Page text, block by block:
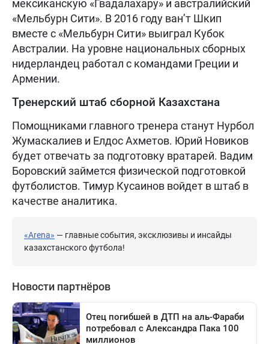
мексиканскую «Гвадалахару» и австралийский
«Мельбурн Сити». В 2016 году ван’т Шкип
вместе с «Мельбурн Сити» выиграл Кубок
Австралии. На уровне национальных сборных
нидерландец работал с командами Греции и
Армении.
Тренерский штаб сборной Казахстана
Помощниками главного тренера станут Нурбол
Жумаскалиев и Елдос Ахметов. Юрий Новиков
будет отвечать за подготовку вратарей. Вадим
Боровский займется физической подготовкой
футболистов. Тимур Кусаинов войдет в штаб в
качестве аналитика.
«Arena» — главные события, эксклюзивы и инсайды
казахстанского футбола!